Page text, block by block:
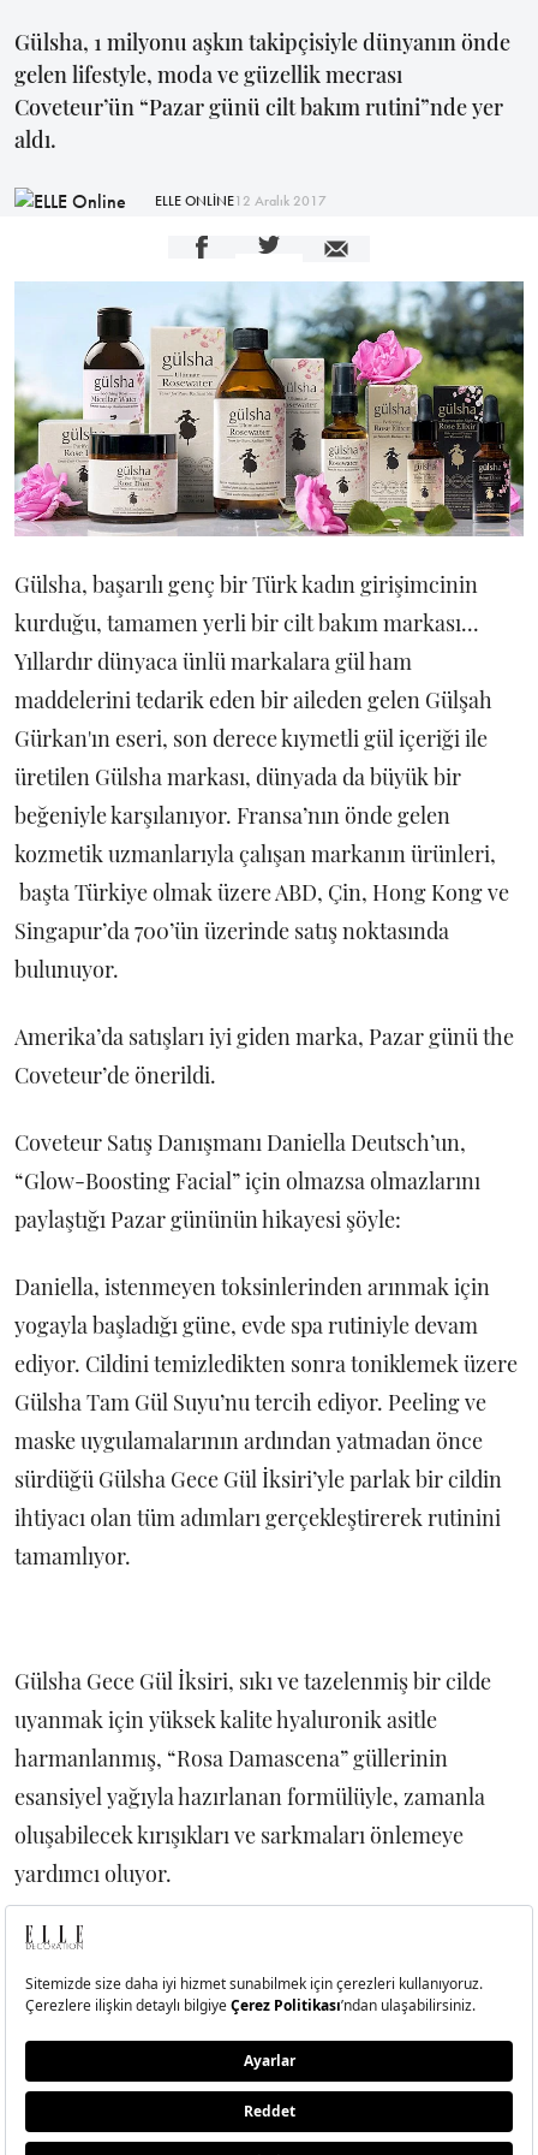
Gülsha, 1 milyonu aşkın takipçisiyle dünyanın önde
gelen lifestyle, moda ve güzellik mecrası
Coveteur’ün “Pazar günü cilt bakım rutini”nde yer
aldı.
ELLE ONLİNE12 Aralık 2017
Gülsha, başarılı genç bir Türk kadın girişimcinin
kurduğu, tamamen yerli bir cilt bakım markası...
Yıllardır dünyaca ünlü markalara gül ham
maddelerini tedarik eden bir aileden gelen Gülşah
Gürkan'ın eseri, son derece kıymetli gül içeriği ile
üretilen Gülsha markası, dünyada da büyük bir
beğeniyle karşılanıyor. Fransa’nın önde gelen
kozmetik uzmanlarıyla çalışan markanın ürünleri,
başta Türkiye olmak üzere ABD, Çin, Hong Kong ve
Singapur’da 700’ün üzerinde satış noktasında
bulunuyor.
Amerika’da satışları iyi giden marka, Pazar günü the
Coveteur’de önerildi.
Coveteur Satış Danışmanı Daniella Deutsch’un,
“Glow-Boosting Facial” için olmazsa olmazlarını
paylaştığı Pazar gününün hikayesi şöyle:
Daniella, istenmeyen toksinlerinden arınmak için
yogayla başladığı güne, evde spa rutiniyle devam
ediyor. Cildini temizledikten sonra toniklemek üzere
Gülsha Tam Gül Suyu’nu tercih ediyor. Peeling ve
maske uygulamalarının ardından yatmadan önce
sürdüğü Gülsha Gece Gül İksiri’yle parlak bir cildin
ihtiyacı olan tüm adımları gerçekleştirerek rutinini
tamamlıyor.